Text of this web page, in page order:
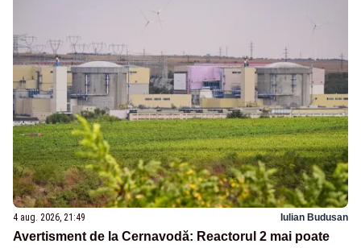
4 aug. 2026, 21:49 Iulian Budusan
Avertisment de la Cernavodă: Reactorul 2 mai poate